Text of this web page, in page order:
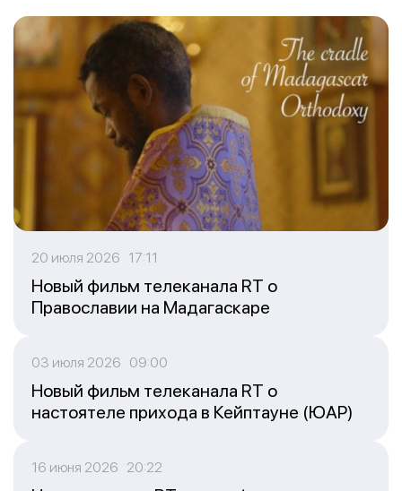
20 июля 2026 17:11
Новый фильм телеканала RT о
Православии на Мадагаскаре
03 июля 2026 09:00
Новый фильм телеканала RT о
настоятеле прихода в Кейптауне (ЮАР)
16 июня 2026 20:22